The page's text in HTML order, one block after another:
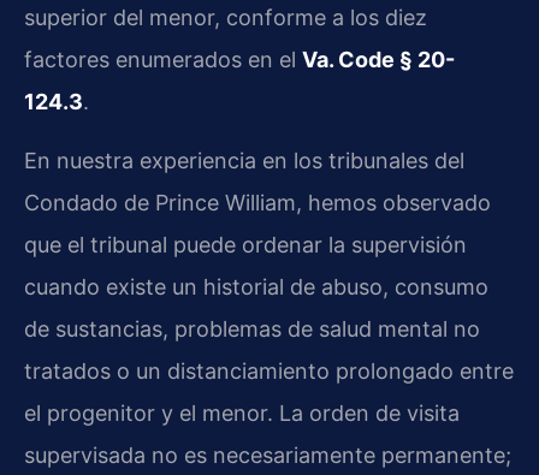
superior del menor, conforme a los diez
factores enumerados en el Va. Code § 20-
124.3.
En nuestra experiencia en los tribunales del
Condado de Prince William, hemos observado
que el tribunal puede ordenar la supervisión
cuando existe un historial de abuso, consumo
de sustancias, problemas de salud mental no
tratados o un distanciamiento prolongado entre
el progenitor y el menor. La orden de visita
supervisada no es necesariamente permanente;